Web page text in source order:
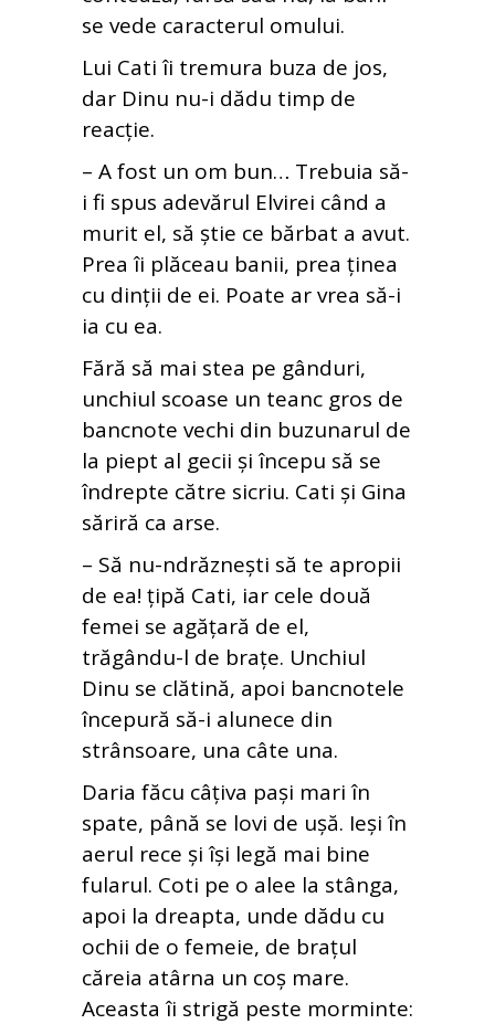
se vede caracterul omului.
Lui Cati îi tremura buza de jos,
dar Dinu nu-i dădu timp de
reacție.
– A fost un om bun… Trebuia să-
i fi spus adevărul Elvirei când a
murit el, să știe ce bărbat a avut.
Prea îi plăceau banii, prea ținea
cu dinții de ei. Poate ar vrea să-i
ia cu ea.
Fără să mai stea pe gânduri,
unchiul scoase un teanc gros de
bancnote vechi din buzunarul de
la piept al gecii și începu să se
îndrepte către sicriu. Cati și Gina
săriră ca arse.
– Să nu-ndrăznești să te apropii
de ea! țipă Cati, iar cele două
femei se agățară de el,
trăgându-l de brațe. Unchiul
Dinu se clătină, apoi bancnotele
începură să-i alunece din
strânsoare, una câte una.
Daria făcu câțiva pași mari în
spate, până se lovi de ușă. Ieși în
aerul rece și își legă mai bine
fularul. Coti pe o alee la stânga,
apoi la dreapta, unde dădu cu
ochii de o femeie, de brațul
căreia atârna un coș mare.
Aceasta îi strigă peste morminte: